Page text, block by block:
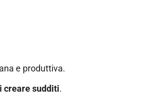
e produttiva.
creare sudditi.